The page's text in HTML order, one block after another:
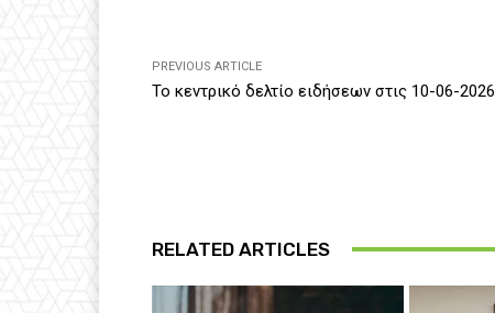
PREVIOUS ARTICLE
Το κεντρικό δελτίο ειδήσεων στις 10-06-2026
RELATED ARTICLES